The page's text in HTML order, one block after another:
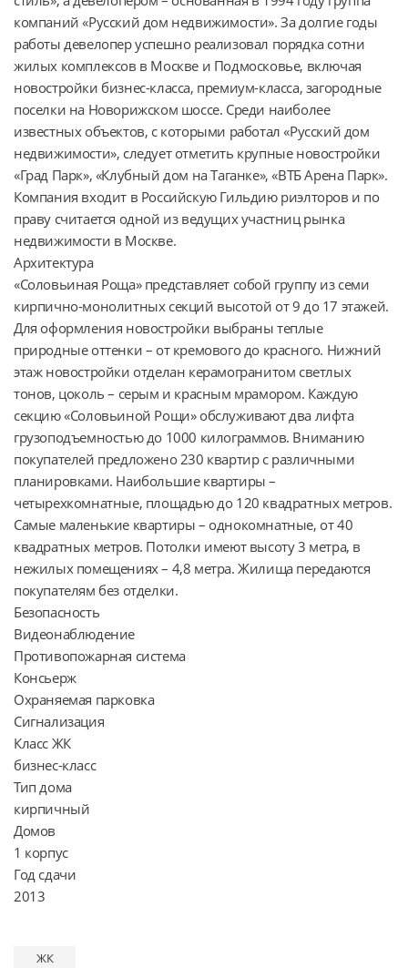
компаний «Русский дом недвижимости». За долгие годы
работы девелопер успешно реализовал порядка сотни
жилых комплексов в Москве и Подмосковье, включая
новостройки бизнес-класса, премиум-класса, загородные
поселки на Новорижском шоссе. Среди наиболее
известных объектов, с которыми работал «Русский дом
недвижимости», следует отметить крупные новостройки
«Град Парк», «Клубный дом на Таганке», «ВТБ Арена Парк».
Компания входит в Российскую Гильдию риэлторов и по
праву считается одной из ведущих участниц рынка
недвижимости в Москве.
Архитектура
«Соловьиная Роща» представляет собой группу из семи
кирпично-монолитных секций высотой от 9 до 17 этажей.
Для оформления новостройки выбраны теплые
природные оттенки – от кремового до красного. Нижний
этаж новостройки отделан керамогранитом светлых
тонов, цоколь – серым и красным мрамором. Каждую
секцию «Соловьиной Рощи» обслуживают два лифта
грузоподъемностью до 1000 килограммов. Вниманию
покупателей предложено 230 квартир с различными
планировками. Наибольшие квартиры –
четырехкомнатные, площадью до 120 квадратных метров.
Самые маленькие квартиры – однокомнатные, от 40
квадратных метров. Потолки имеют высоту 3 метра, в
нежилых помещениях – 4,8 метра. Жилища передаются
покупателям без отделки.
Безопасность
Видеонаблюдение
Противопожарная система
Консьерж
Охраняемая парковка
Сигнализация
Класс ЖК
бизнес-класс
Тип дома
кирпичный
Домов
1 корпус
Год сдачи
ЖК